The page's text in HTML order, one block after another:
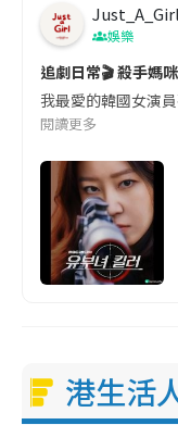
娛樂
追劇日常🎬 殺手媽
我最愛的韓國女演
閱讀更多
港生活